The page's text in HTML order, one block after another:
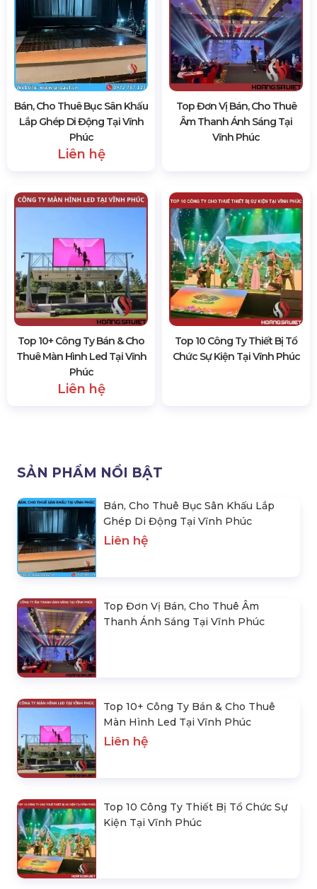
Bán, Cho Thuê Bục Sân Khấu
Lắp Ghép Di Động Tại Vĩnh
Phúc
Liên hệ
Top Đơn Vị Bán, Cho Thuê
Âm Thanh Ánh Sáng Tại
Vĩnh Phúc
Top 10+ Công Ty Bán & Cho
Thuê Màn Hình Led Tại Vĩnh
Phúc
Liên hệ
Top 10 Công Ty Thiết Bị Tổ
Chức Sự Kiện Tại Vĩnh Phúc
SẢN PHẨM NỔI BẬT
Bán, Cho Thuê Bục Sân Khấu Lắp
Ghép Di Động Tại Vĩnh Phúc
Liên hệ
Top Đơn Vị Bán, Cho Thuê Âm
Thanh Ánh Sáng Tại Vĩnh Phúc
Top 10+ Công Ty Bán & Cho Thuê
Màn Hình Led Tại Vĩnh Phúc
Liên hệ
Top 10 Công Ty Thiết Bị Tổ Chức Sự
Kiện Tại Vĩnh Phúc